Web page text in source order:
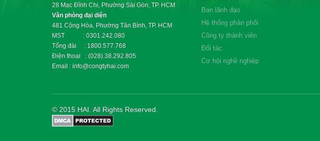
28 Mạc Đĩnh Chi, Phường Sài Gòn, TP. HCM
Văn phòng đại diện
481 Cộng Hòa, Phường Tân Bình, TP. HCM
MST : 0301.242.080
Tổng đài : 1800.577.768
Điện thoại : (028).38.292.805
Email : info@congtyhai.com
Ban lãnh đạo
Hệ thống phân phối
Công ty thành viên
Đối tác
Cơ hội nghề nghiệp
© 2015 HAI. All Rights Reserved.